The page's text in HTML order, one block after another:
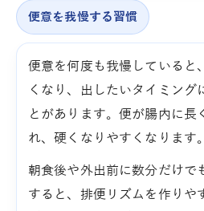
便意を我慢する習慣
便意を何度も我慢していると
くなり、出したいタイミング
とがあります。便が腸内に長
れ、硬くなりやすくなります。
朝食後や外出前に数分だけで
すると、排便リズムを作りや